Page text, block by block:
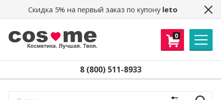
Скидка 5% на первый заказ по купону leto
0
8 (800) 511-8933